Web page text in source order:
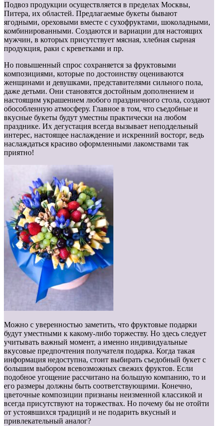
Подвоз продукции осуществляется в пределах Москвы,
Питера, их областей. Предлагаемые букеты бывают
ягодными, ореховыми вместе с сухофруктами, шоколадными,
комбинированными. Создаются и вариации для настоящих
мужчин, в которых присутствует мясная, хлебная сырная
продукция, раки с креветками и пр.
Но повышенный спрос сохраняется за фруктовыми
композициями, которые по достоинству оцениваются
женщинами и девушками, представителями сильного пола,
даже детьми. Они становятся достойным дополнением и
настоящим украшением любого праздничного стола, создают
обособленную атмосферу. Главное в том, что съедобные и
вкусные букеты будут уместны практически на любом
празднике. Их дегустация всегда вызывает неподдельный
интерес, настоящее наслаждение и искренний восторг, ведь
наслаждаться красиво оформленными лакомствами так
приятно!
Можно с уверенностью заметить, что фруктовые подарки
будут уместными к какому-либо торжеству. Но здесь следует
учитывать важный момент, а именно индивидуальные
вкусовые предпочтения получателя подарка. Когда такая
информация недоступна, стоит выбирать съедобный букет с
большим выбором всевозможных свежих фруктов. Если
подобное угощение рассчитано на большую компанию, то и
его размеры должны быть соответствующими. Конечно,
цветочные композиции признаны неизменной классикой и
всегда присутствуют на торжествах. Но почему бы не отойти
от устоявшихся традиций и не подарить вкусный и
привлекательный аналог?